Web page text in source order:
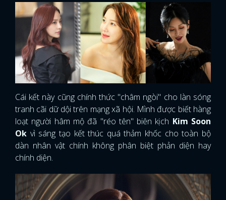
Cái kết này cũng chính thức "châm ngòi" cho làn sóng
tranh cãi dữ dội trên mạng xã hội. Mình được biết hàng
loạt người hâm mộ đã "réo tên" biên kịch Kim Soon
Ok vì sáng tạo kết thúc quá thảm khốc cho toàn bộ
dàn nhân vật chính không phân biệt phản diện hay
chính diện.